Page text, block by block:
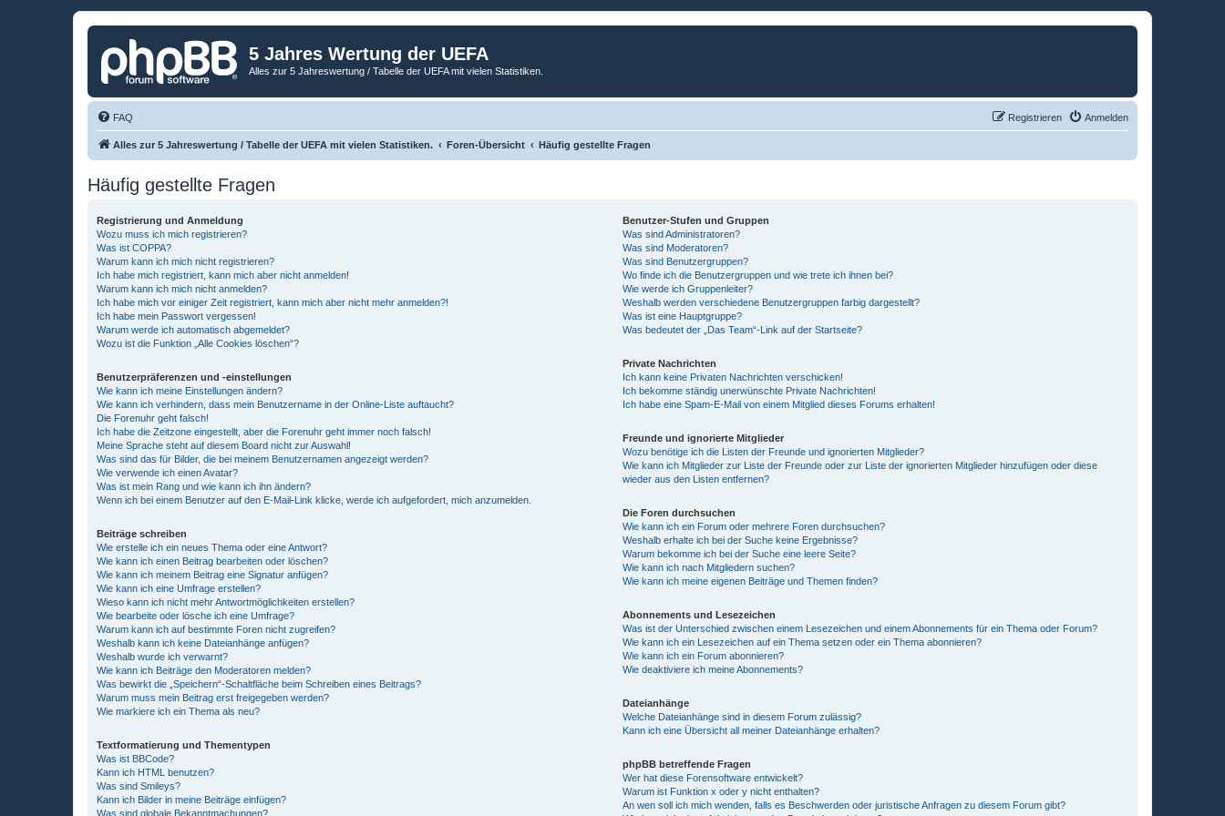
5 Jahres Wertung der UEFA
Alles zur 5 Jahreswertung / Tabelle der UEFA mit vielen Statistiken.
FAQ Anmelden
Registrieren
Alles zur 5 Jahreswertung / Tabelle der UEFA mit vielen Statistiken. Foren-Übersicht Häufig gestellte Fragen
Häufig gestellte Fragen
Registrierung und Anmeldung
Wozu muss ich mich registrieren?
Was ist COPPA?
Warum kann ich mich nicht registrieren?
Ich habe mich registriert, kann mich aber nicht anmelden!
Warum kann ich mich nicht anmelden?
Ich habe mich vor einiger Zeit registriert, kann mich aber nicht mehr anmelden?!
Ich habe mein Passwort vergessen!
Warum werde ich automatisch abgemeldet?
Wozu ist die Funktion „Alle Cookies löschen“?
Benutzerpräferenzen und -einstellungen
Wie kann ich meine Einstellungen ändern?
Wie kann ich verhindern, dass mein Benutzername in der Online-Liste auftaucht?
Die Forenuhr geht falsch!
Ich habe die Zeitzone eingestellt, aber die Forenuhr geht immer noch falsch!
Meine Sprache steht auf diesem Board nicht zur Auswahl!
Was sind das für Bilder, die bei meinem Benutzernamen angezeigt werden?
Wie verwende ich einen Avatar?
Was ist mein Rang und wie kann ich ihn ändern?
Wenn ich bei einem Benutzer auf den E-Mail-Link klicke, werde ich aufgefordert, mich anzumelden.
Beiträge schreiben
Wie erstelle ich ein neues Thema oder eine Antwort?
Wie kann ich einen Beitrag bearbeiten oder löschen?
Wie kann ich meinem Beitrag eine Signatur anfügen?
Wie kann ich eine Umfrage erstellen?
Wieso kann ich nicht mehr Antwortmöglichkeiten erstellen?
Wie bearbeite oder lösche ich eine Umfrage?
Warum kann ich auf bestimmte Foren nicht zugreifen?
Weshalb kann ich keine Dateianhänge anfügen?
Weshalb wurde ich verwarnt?
Wie kann ich Beiträge den Moderatoren melden?
Was bewirkt die „Speichern“-Schaltfläche beim Schreiben eines Beitrags?
Warum muss mein Beitrag erst freigegeben werden?
Wie markiere ich ein Thema als neu?
Textformatierung und Thementypen
Was ist BBCode?
Kann ich HTML benutzen?
Was sind Smileys?
Kann ich Bilder in meine Beiträge einfügen?
Was sind globale Bekanntmachungen?
Benutzer-Stufen und Gruppen
Was sind Administratoren?
Was sind Moderatoren?
Was sind Benutzergruppen?
Wo finde ich die Benutzergruppen und wie trete ich ihnen bei?
Wie werde ich Gruppenleiter?
Weshalb werden verschiedene Benutzergruppen farbig dargestellt?
Was ist eine Hauptgruppe?
Was bedeutet der „Das Team“-Link auf der Startseite?
Private Nachrichten
Ich kann keine Privaten Nachrichten verschicken!
Ich bekomme ständig unerwünschte Private Nachrichten!
Ich habe eine Spam-E-Mail von einem Mitglied dieses Forums erhalten!
Freunde und ignorierte Mitglieder
Wozu benötige ich die Listen der Freunde und ignorierten Mitglieder?
Wie kann ich Mitglieder zur Liste der Freunde oder zur Liste der ignorierten Mitglieder hinzufügen oder diese
wieder aus den Listen entfernen?
Die Foren durchsuchen
Wie kann ich ein Forum oder mehrere Foren durchsuchen?
Weshalb erhalte ich bei der Suche keine Ergebnisse?
Warum bekomme ich bei der Suche eine leere Seite?
Wie kann ich nach Mitgliedern suchen?
Wie kann ich meine eigenen Beiträge und Themen finden?
Abonnements und Lesezeichen
Was ist der Unterschied zwischen einem Lesezeichen und einem Abonnements für ein Thema oder Forum?
Wie kann ich ein Lesezeichen auf ein Thema setzen oder ein Thema abonnieren?
Wie kann ich ein Forum abonnieren?
Wie deaktiviere ich meine Abonnements?
Dateianhänge
Welche Dateianhänge sind in diesem Forum zulässig?
Kann ich eine Übersicht all meiner Dateianhänge erhalten?
phpBB betreffende Fragen
Wer hat diese Forensoftware entwickelt?
Warum ist Funktion x oder y nicht enthalten?
An wen soll ich mich wenden, falls es Beschwerden oder juristische Anfragen zu diesem Forum gibt?